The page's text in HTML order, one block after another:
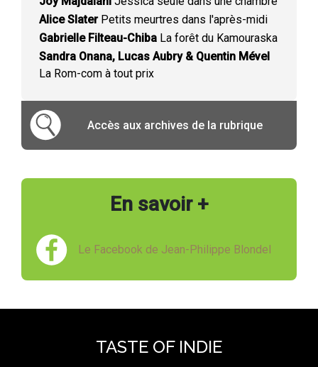
Alice SlaterPetits meurtres dans l'après-midi
Gabrielle Filteau-Chiba La forêt du Kamouraska
Sandra Onana, Lucas Aubry & Quentin Mével
La Rom-com à tout prix
Accès aux archives de la rubrique
En savoir +
Le Facebook de Jean-Philippe Blondel
TASTE OF INDIE